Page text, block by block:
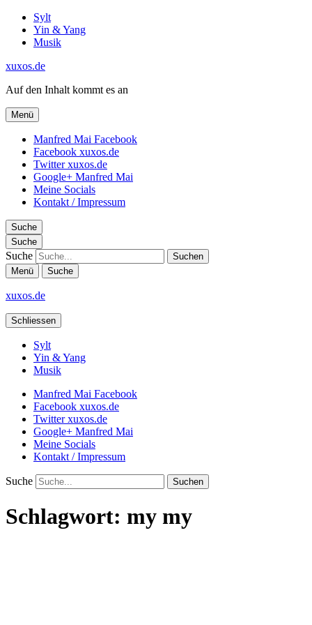
Sylt
Yin & Yang
Musik
xuxos.de
Auf den Inhalt kommt es an
Menü
Manfred Mai Facebook
Facebook xuxos.de
Twitter xuxos.de
Google+ Manfred Mai
Meine Socials
Kontakt / Impressum
Suche
Suche
Suche
Menü Suche
xuxos.de
Schliessen
Sylt
Yin & Yang
Musik
Manfred Mai Facebook
Facebook xuxos.de
Twitter xuxos.de
Google+ Manfred Mai
Meine Socials
Kontakt / Impressum
Suche
Schlagwort: my my